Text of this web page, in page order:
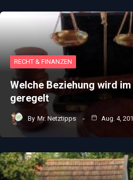
RECHT & FINANZEN
Welche Beziehung wird
geregelt
By Mr. Netztipps Aug. 4,